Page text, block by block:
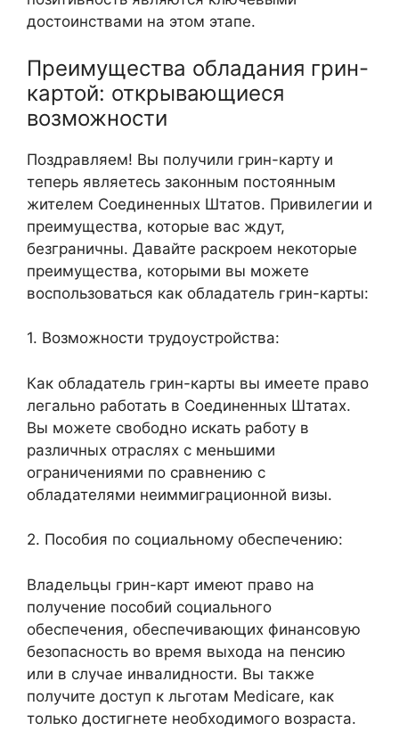
достоинствами на этом этапе.
Преимущества обладания грин-
картой: открывающиеся
возможности
Поздравляем! Вы получили грин-карту и
теперь являетесь законным постоянным
жителем Соединенных Штатов. Привилегии и
преимущества, которые вас ждут,
безграничны. Давайте раскроем некоторые
преимущества, которыми вы можете
воспользоваться как обладатель грин-карты:
1. Возможности трудоустройства:
Как обладатель грин-карты вы имеете право
легально работать в Соединенных Штатах.
Вы можете свободно искать работу в
различных отраслях с меньшими
ограничениями по сравнению с
обладателями неиммиграционной визы.
2. Пособия по социальному обеспечению:
Владельцы грин-карт имеют право на
получение пособий социального
обеспечения, обеспечивающих финансовую
безопасность во время выхода на пенсию
или в случае инвалидности. Вы также
получите доступ к льготам Medicare, как
только достигнете необходимого возраста.